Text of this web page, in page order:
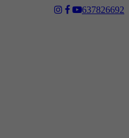
637826692